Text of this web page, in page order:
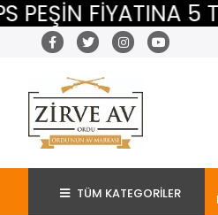
FİYATINA 5
TÜM KATEGORİLER